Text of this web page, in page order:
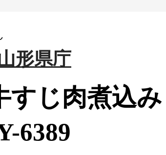
形県庁
すじ肉煮込
6389